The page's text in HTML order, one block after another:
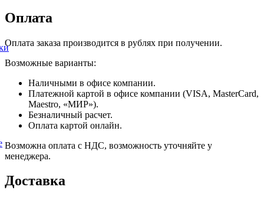
Оплата
Оплата заказа производится в рублях при получении.
Возможные варианты:
Наличными в офисе компании.
Платежной картой в офисе компании (VISA, MasterCard,
Maestro, «МИР»).
Безналичный расчет.
Оплата картой онлайн.
Возможна оплата с НДС, возможность уточняйте у
менеджера.
Доставка